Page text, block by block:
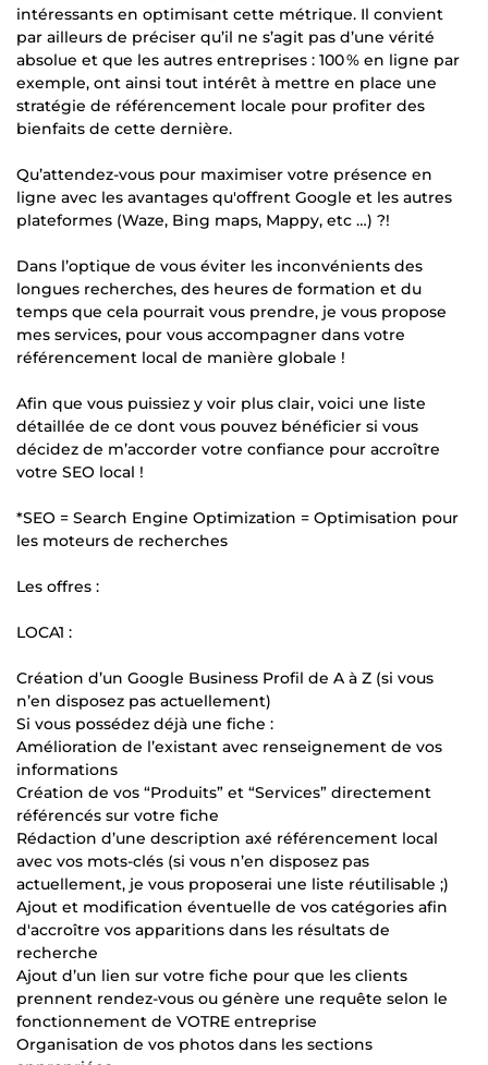
intéressants en optimisant cette métrique. Il convient
par ailleurs de préciser qu’il ne s’agit pas d’une vérité
absolue et que les autres entreprises : 100 % en ligne par
exemple, ont ainsi tout intérêt à mettre en place une
stratégie de référencement locale pour profiter des
bienfaits de cette dernière.
Qu’attendez-vous pour maximiser votre présence en
ligne avec les avantages qu'offrent Google et les autres
plateformes (Waze, Bing maps, Mappy, etc …) ?!
Dans l’optique de vous éviter les inconvénients des
longues recherches, des heures de formation et du
temps que cela pourrait vous prendre, je vous propose
mes services, pour vous accompagner dans votre
référencement local de manière globale !
Afin que vous puissiez y voir plus clair, voici une liste
détaillée de ce dont vous pouvez bénéficier si vous
décidez de m’accorder votre confiance pour accroître
votre SEO local !
*SEO = Search Engine Optimization = Optimisation pour
les moteurs de recherches
Les offres :
LOCA1 :
Création d’un Google Business Profil de A à Z (si vous
n’en disposez pas actuellement)
Si vous possédez déjà une fiche :
Amélioration de l’existant avec renseignement de vos
informations
Création de vos “Produits” et “Services” directement
référencés sur votre fiche
Rédaction d’une description axé référencement local
avec vos mots-clés (si vous n’en disposez pas
actuellement, je vous proposerai une liste réutilisable ;)
Ajout et modification éventuelle de vos catégories afin
d'accroître vos apparitions dans les résultats de
recherche
Ajout d’un lien sur votre fiche pour que les clients
prennent rendez-vous ou génère une requête selon le
fonctionnement de VOTRE entreprise
Organisation de vos photos dans les sections